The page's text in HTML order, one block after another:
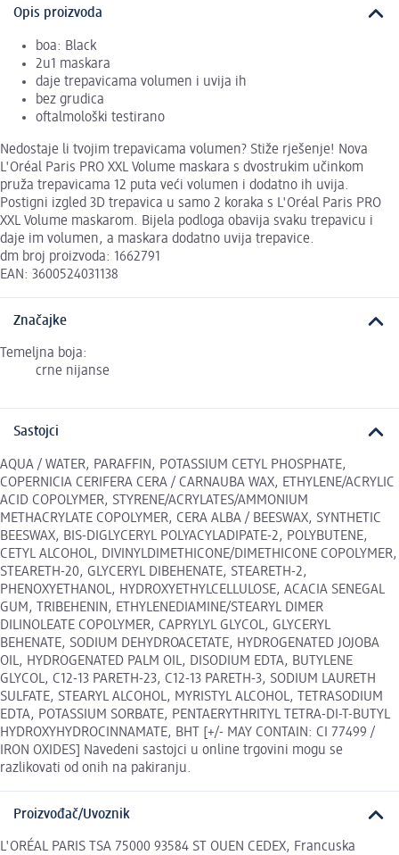
Opis proizvoda
boa: Black
2u1 maskara
daje trepavicama volumen i uvija ih
bez grudica
oftalmološki testirano
Nedostaje li tvojim trepavicama volumen? Stiže rješenje! Nova
L'Oréal Paris PRO XXL Volume maskara s dvostrukim učinkom
pruža trepavicama 12 puta veći volumen i dodatno ih uvija.
Postigni izgled 3D trepavica u samo 2 koraka s L'Oréal Paris PRO
XXL Volume maskarom. Bijela podloga obavija svaku trepavicu i
daje im volumen, a maskara dodatno uvija trepavice.
dm broj proizvoda: 1662791
EAN: 3600524031138
Značajke
Temeljna boja:
crne nijanse
Sastojci
AQUA / WATER, PARAFFIN, POTASSIUM CETYL PHOSPHATE,
COPERNICIA CERIFERA CERA / CARNAUBA WAX, ETHYLENE/ACRYLIC
ACID COPOLYMER, STYRENE/ACRYLATES/AMMONIUM
METHACRYLATE COPOLYMER, CERA ALBA / BEESWAX, SYNTHETIC
BEESWAX, BIS-DIGLYCERYL POLYACYLADIPATE-2, POLYBUTENE,
CETYL ALCOHOL, DIVINYLDIMETHICONE/DIMETHICONE COPOLYMER,
STEARETH-20, GLYCERYL DIBEHENATE, STEARETH-2,
PHENOXYETHANOL, HYDROXYETHYLCELLULOSE, ACACIA SENEGAL
GUM, TRIBEHENIN, ETHYLENEDIAMINE/STEARYL DIMER
DILINOLEATE COPOLYMER, CAPRYLYL GLYCOL, GLYCERYL
BEHENATE, SODIUM DEHYDROACETATE, HYDROGENATED JOJOBA
OIL, HYDROGENATED PALM OIL, DISODIUM EDTA, BUTYLENE
GLYCOL, C12-13 PARETH-23, C12-13 PARETH-3, SODIUM LAURETH
SULFATE, STEARYL ALCOHOL, MYRISTYL ALCOHOL, TETRASODIUM
EDTA, POTASSIUM SORBATE, PENTAERYTHRITYL TETRA-DI-T-BUTYL
HYDROXYHYDROCINNAMATE, BHT [+/- MAY CONTAIN: CI 77499 /
IRON OXIDES] Navedeni sastojci u online trgovini mogu se
razlikovati od onih na pakiranju.
Proizvođač/Uvoznik
L'ORÉAL PARIS TSA 75000 93584 ST OUEN CEDEX, Francuska